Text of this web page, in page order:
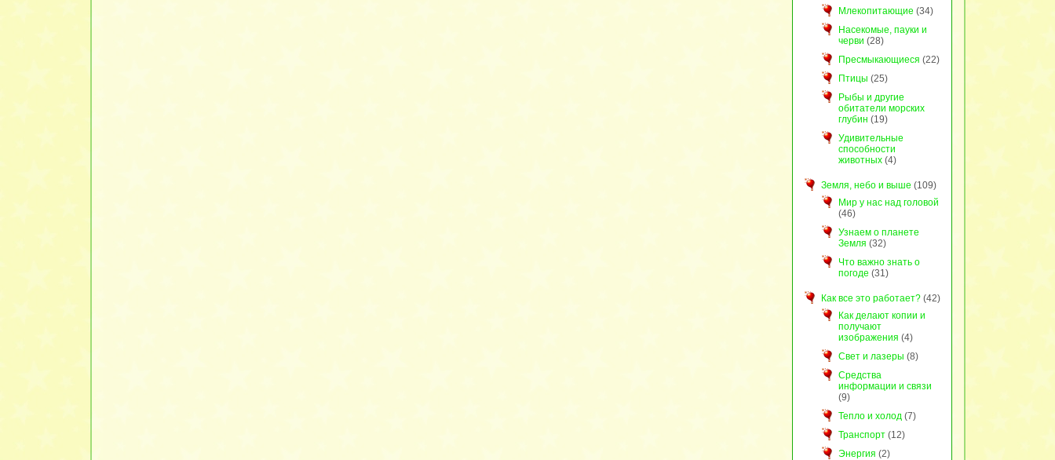
Млекопитающие (34)
Насекомые, пауки и
черви (28)
Пресмыкающиеся (22)
Птицы (25)
Рыбы и другие
обитатели морских
глубин (19)
Удивительные
способности
животных(4)
Земля, небо и выше (109)
Мир у нас над головой
(46)
Узнаем о планете
Земля (32)
Что важно знать о
погоде (31)
Как все это работает?(42)
Как делают копии и
получают
изображения (4)
Свет и лазеры (8)
Средства
информации и связи
(9)
Тепло и холод(7)
Транспорт(12)
Энергия (2)